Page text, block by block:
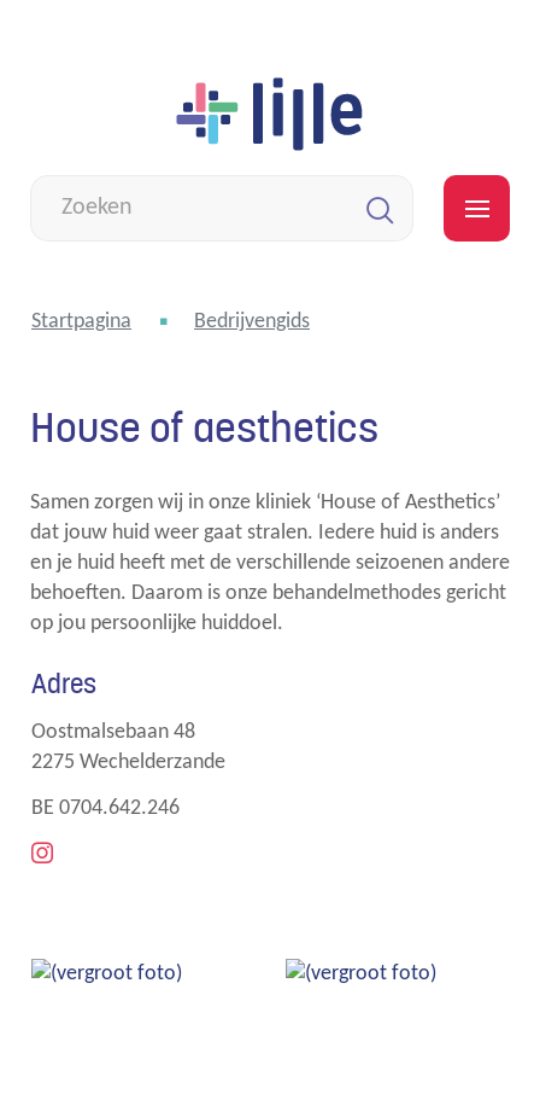
inhoud
zoek
Startpagina Bedrijvengids
House of aesthetics
Samen zorgen wij in onze kliniek ‘House of Aesthetics’
dat jouw huid weer gaat stralen. Iedere huid is anders
en je huid heeft met de verschillende seizoenen andere
behoeften. Daarom is onze behandelmethodes gericht
op jou persoonlijke huiddoel.
Adres
Adres
Oostmalsebaan 48
,2275 Wechelderzande
Ondernemingsnummer
BE 0704.642.246
Sociaal